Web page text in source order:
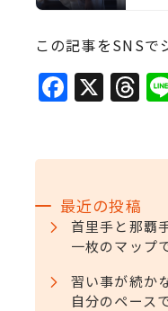
この記事をSNSで
F
b
o
o
k
X T
a
d
s
最近の投稿
首里手と那覇
一枚のマップ
習い事が続か
自分のペース